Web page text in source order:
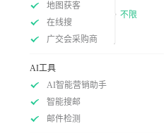
地图获客
在线搜
广交会采购商
不限
AI工具
AI智能营销助手
智能搜邮
邮件检测